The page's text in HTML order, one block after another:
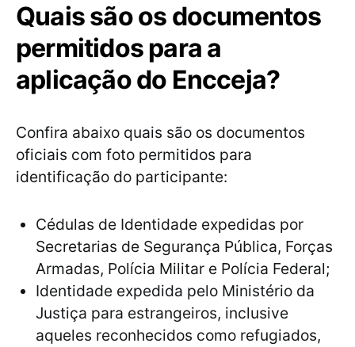
Quais são os documentos
permitidos para a
aplicação do Encceja?
Confira abaixo quais são os documentos
oficiais com foto permitidos para
identificação do participante:
Cédulas de Identidade expedidas por
Secretarias de Segurança Pública, Forças
Armadas, Polícia Militar e Polícia Federal;
Identidade expedida pelo Ministério da
Justiça para estrangeiros, inclusive
aqueles reconhecidos como refugiados,